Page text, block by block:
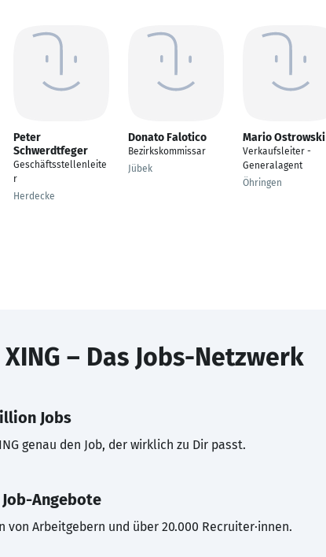
Peter
Schwerdtfeger
Geschäftsstellenleite
r
Herdecke
Donato Falotico
Bezirkskommissar
Jübek
Mario Ostrowski
Verkaufsleiter -
Generalagent
Öhringen
XING – Das Jobs-Netzwerk
Jobs
genau den Job, der wirklich zu Dir passt.
Angebote
von Arbeitgebern und über 20.000 Recruiter·innen.